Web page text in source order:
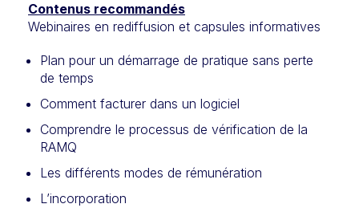
Contenus recommandés
Webinaires en rediffusion et capsules informatives
Plan pour un démarrage de pratique sans perte
de temps
Comment facturer dans un logiciel
Comprendre le processus de vérification de la
RAMQ
Les différents modes de rémunération
L’incorporation